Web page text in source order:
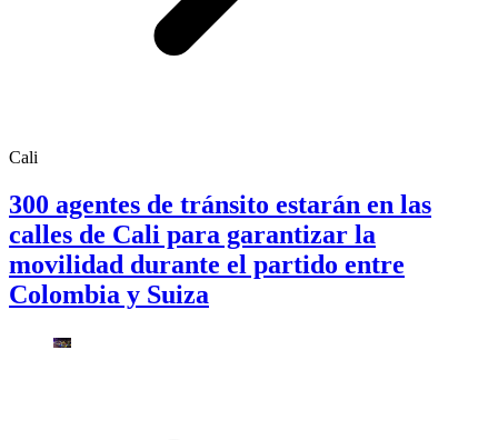
Cali
300 agentes de tránsito estarán en las
calles de Cali para garantizar la
movilidad durante el partido entre
Colombia y Suiza